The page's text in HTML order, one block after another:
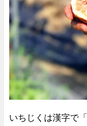
いちじくは漢字で